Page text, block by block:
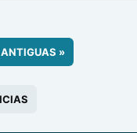
»